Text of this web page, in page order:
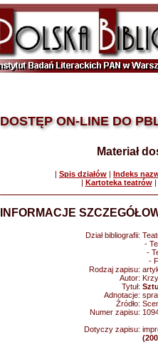
DOSTĘP ON-LINE DO
Materiał
| Spis działów | Indeks
| Kartoteka teatrów|
INFORMACJE
Dział bibliografii:
-
-
-
Rodzaj zapisu:
Autor:
Tytuł:
Adnotacje:
Źródło:
Numer zapisu:
Dotyczy zapisu: